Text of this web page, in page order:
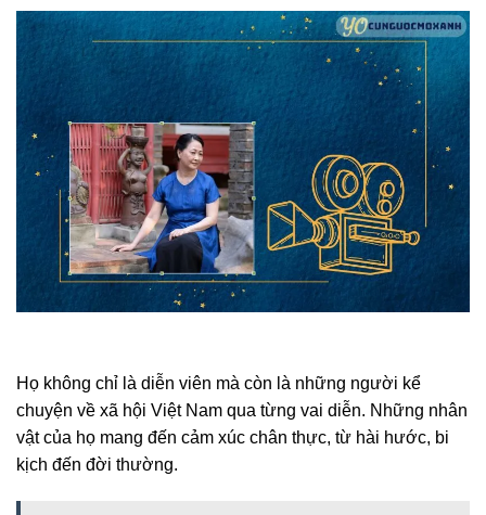
Họ không chỉ là diễn viên mà còn là những người kể
chuyện về xã hội Việt Nam qua từng vai diễn. Những nhân
vật của họ mang đến cảm xúc chân thực, từ hài hước, bi
kịch đến đời thường.